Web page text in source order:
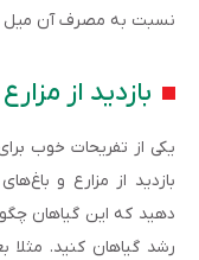
نسبت به مصرف آن میل
بازدید از
یکی از تفریحات خوب
بازدید از مزارع و
دهید که این گیاهان
رشد گیاهان کنید.